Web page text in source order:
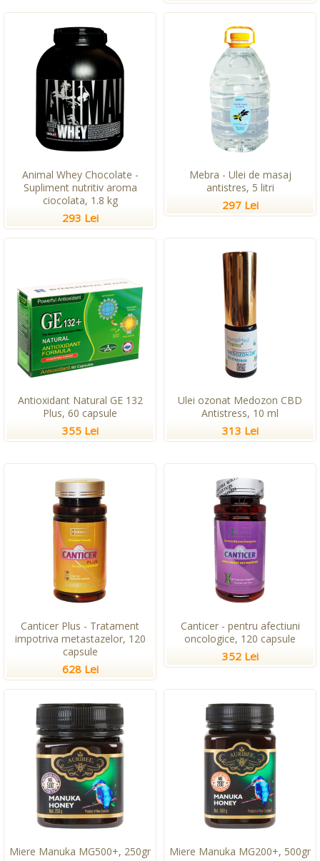
Animal Whey Chocolate -
Supliment nutritiv aroma
ciocolata, 1.8 kg
293 Lei
Mebra - Ulei de masaj
antistres, 5 litri
297 Lei
Antioxidant Natural GE 132
Plus, 60 capsule
355 Lei
Ulei ozonat Medozon CBD
Antistress, 10 ml
313 Lei
Canticer Plus - Tratament
impotriva metastazelor, 120
capsule
628 Lei
Canticer - pentru afectiuni
oncologice, 120 capsule
352 Lei
Miere Manuka MG500+, 250gr Miere Manuka MG200+, 500gr